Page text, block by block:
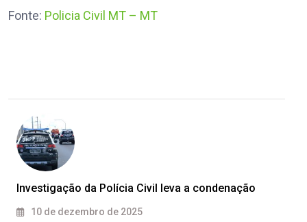
Fonte: Policia Civil MT – MT
Investigação da Polícia Civil leva a condenação
10 de dezembro de 2025